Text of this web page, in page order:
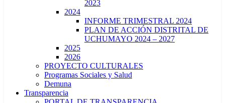
2023
2024
INFORME TRIMESTRAL 2024
PLAN DE ACCIÓN DISTRITAL DE
UCHUMAYO 2024 – 2027
2025
2026
PROYECTO CULTURALES
Programas Sociales y Salud
Demuna
Transparencia